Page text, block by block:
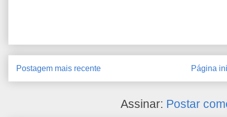
Postagem mais recente Página
Assinar: Postar